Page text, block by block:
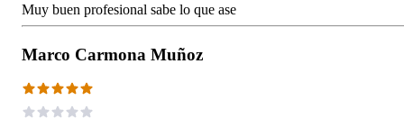
Muy buen profesional sabe lo que ase
Marco Carmona Muñoz